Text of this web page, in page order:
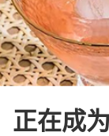
正在成